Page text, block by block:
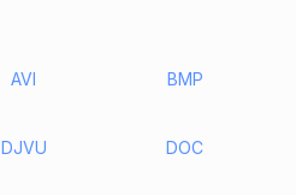
AVI BMP
DJVU DOC